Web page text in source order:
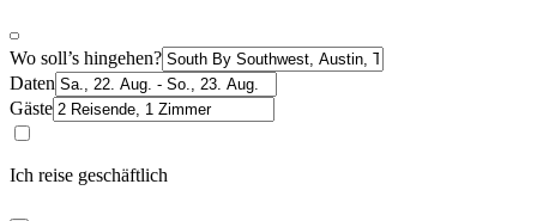
Wo soll’s hingehen?
Daten
Gäste
Ich reise geschäftlich